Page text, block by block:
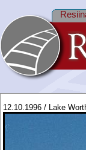
12.10.1996 / Lake